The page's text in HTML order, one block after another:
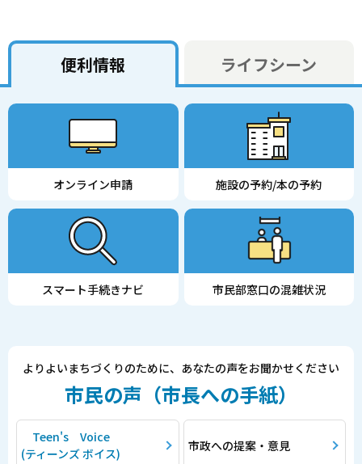
よ
く
便利情報 ライフシーン
オンライン申請 施設の予約/本の予約
スマート手続きナビ 市民部窓口の混雑状況
よりよいまちづくりのために、あなたの声をお聞かせください
市民の声（市長への手紙）
Teen's Voice
(ティーンズ ボイス)
市政への提案・意見